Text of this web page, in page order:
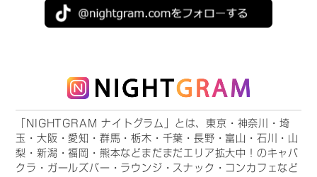
「NIGHTGRAM ナイトグラム」とは、東京・神奈川・埼
玉・大阪・愛知・群馬・栃木・千葉・長野・富山・石川・山
梨・新潟・福岡・熊本などまだまだエリア拡大中！のキャバ
クラ・ガールズバー・ラウンジ・スナック・コンカフェなど